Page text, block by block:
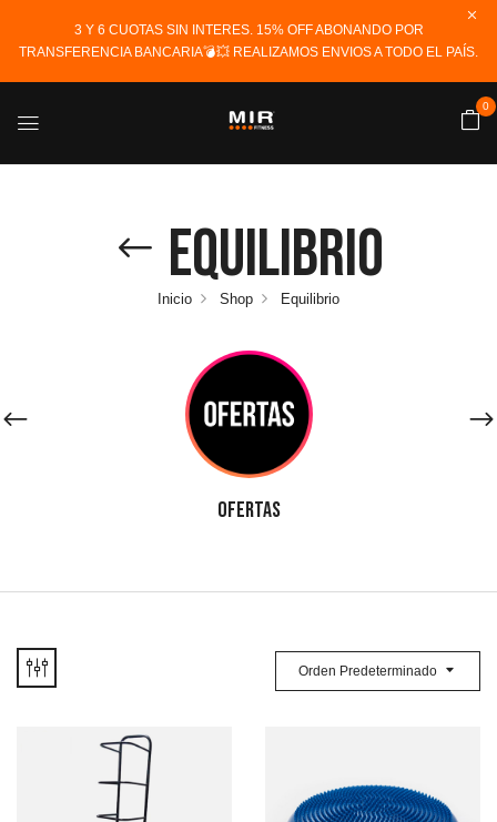
3 Y 6 CUOTAS SIN INTERES. 15% OFF ABONANDO POR
TRANSFERENCIA BANCARIA💣💥 REALIZAMOS ENVIOS A TODO EL PAÍS.
0
Equilibrio
Inicio Shop Equilibrio
OFERTAS
Orden Predeterminado